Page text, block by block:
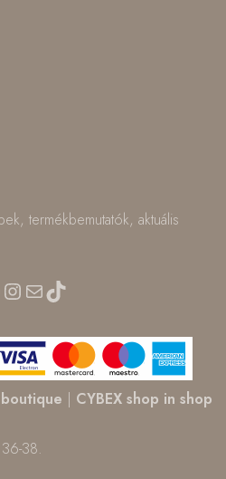
termékbemutatók, aktuális
Instagram
MailTikTok
| CYBEX shop in shop
38.